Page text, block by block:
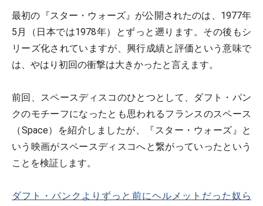
最初の『スター・ウォーズ』が公開されたのは、1977年
5月（日本では1978年）とずっと遡ります。その後もシ
リーズ化されていますが、興行成績と評価という意味で
は、やはり初回の衝撃は大きかったと言えます。
前回、スペースディスコのひとつとして、ダフト・パン
クのモチーフになったとも思われるフランスのスペース
（Space）を紹介しましたが、『スター・ウォーズ』と
いう映画がスペースディスコへと繋がっていったという
ことを検証します。
ダフト・パンクよりずっと前にヘルメットだった奴ら